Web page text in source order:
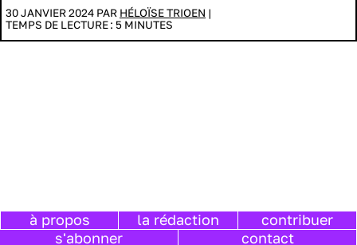
30 JANVIER 2024 PAR HÉLOÏSE TRIOEN |
TEMPS DE LECTURE : 5 MINUTES
à propos la rédaction
contribuer
s'abonner
contact